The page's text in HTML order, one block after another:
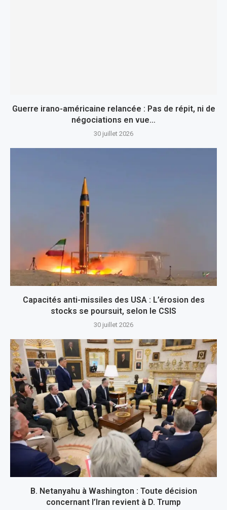
Guerre irano-américaine relancée : Pas de répit, ni de
négociations en vue…
30 juillet 2026
Capacités anti-missiles des USA : L’érosion des
stocks se poursuit, selon le CSIS
30 juillet 2026
B. Netanyahu à Washington : Toute décision
concernant l’Iran revient à D. Trump